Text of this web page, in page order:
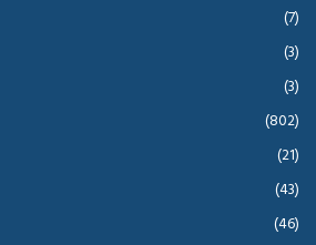
(7)
(3)
(3)
(802)
(21)
(43)
(46)